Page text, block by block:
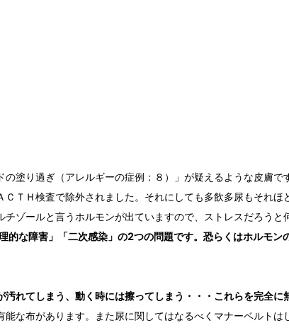
塗り過ぎ（アレルギーの症例：８）」が疑えるような皮膚
ＴＨ検査で除外されました。それにしても多飲多尿もそれ
ゾールと言うホルモンが出ていますので、ストレスだろう
的な障害」「二次感染」の2つの問題です。恐らくはホルモ
れてしまう、動く時には擦ってしまう・・・これらを完全に
な布があります。また尿に関してはなるべくマナーベルト